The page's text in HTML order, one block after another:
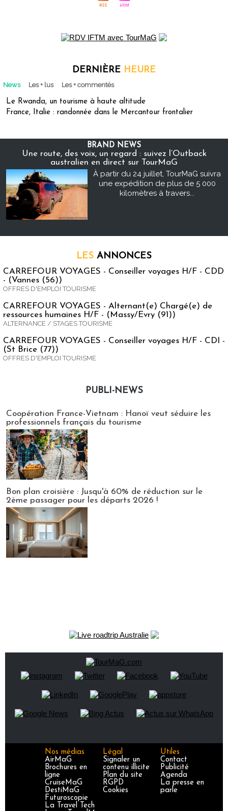
DERNIÈRE HEURE
News Les + lus Les + commentés
Le Rwanda, un tourisme à haute altitude
France, Italie : randonnée dans le Mercantour frontalier
BRAND NEWS
Une route, des voix, un regard : suivez l’Outback
australien en direct sur TourMaG
À partir du 24 juillet, TourMaG suivra
une expédition de plus de 5 000
kilomètres à travers...
LES ANNONCES
CARREFOUR VOYAGES - Conseiller voyages H/F - CDD
- (Vannes (56))
OFFRES D'EMPLOI TOURISME
CARREFOUR VOYAGES - Alternant(e) Chargé(e) de
ressources humaines H/F - (Massy/Evry (91))
ALTERNANCE / STAGES TOURISME
CARREFOUR VOYAGES - Conseiller voyages H/F - CDI -
(St Brice (77))
OFFRES D'EMPLOI TOURISME
PUBLI-NEWS
Coopération France-Vietnam : Hanoï veut séduire les
professionnels français du tourisme
Bon plan croisière : Jusqu'à 60% de réduction sur le
2ème passager pour les départs 2026 !
Nos médias
AirMaG
Brochures en
ligne
CruiseMaG
DestiMaG
Futuroscopie
La Travel Tech
Légal
Signaler un
contenu illicite
Plan du site
RGPD
Cookies
Utiles
Contact
Publicité
Agenda
La presse en
parle